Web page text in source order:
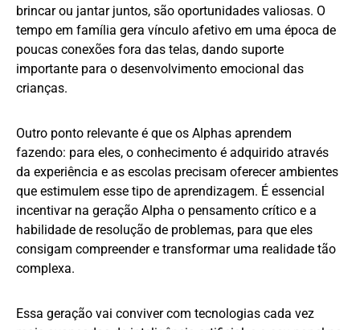
brincar ou jantar juntos, são oportunidades valiosas. O
tempo em família gera vínculo afetivo em uma época de
poucas conexões fora das telas, dando suporte
importante para o desenvolvimento emocional das
crianças.
Outro ponto relevante é que os Alphas aprendem
fazendo: para eles, o conhecimento é adquirido através
da experiência e as escolas precisam oferecer ambientes
que estimulem esse tipo de aprendizagem. É essencial
incentivar na geração Alpha o pensamento crítico e a
habilidade de resolução de problemas, para que eles
consigam compreender e transformar uma realidade tão
complexa.
Essa geração vai conviver com tecnologias cada vez